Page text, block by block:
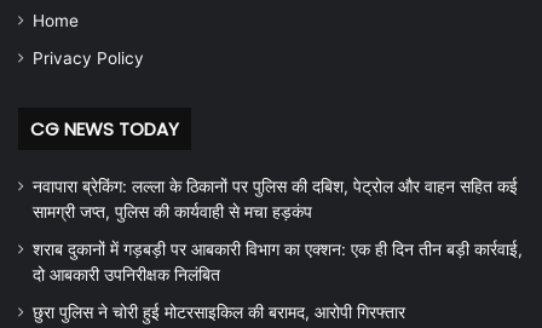
Home
Privacy Policy
CG NEWS TODAY
नवापारा ब्रेकिंग: लल्ला के ठिकानों पर पुलिस की दबिश, पेट्रोल और वाहन सहित कई
सामग्री जप्त, पुलिस की कार्यवाही से मचा हड़कंप
शराब दुकानों में गड़बड़ी पर आबकारी विभाग का एक्शन: एक ही दिन तीन बड़ी कार्रवाई,
दो आबकारी उपनिरीक्षक निलंबित
छुरा पुलिस ने चोरी हुई मोटरसाइकिल की बरामद, आरोपी गिरफ्तार